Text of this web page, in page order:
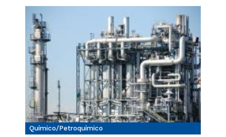
Químico/Petroquímico